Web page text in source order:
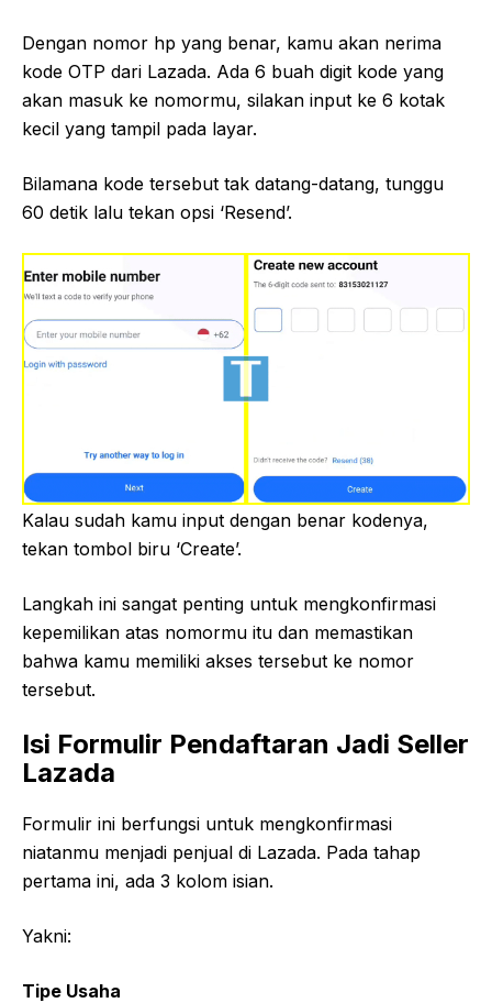
Dengan nomor hp yang benar, kamu akan nerima
kode OTP dari Lazada. Ada 6 buah digit kode yang
akan masuk ke nomormu, silakan input ke 6 kotak
kecil yang tampil pada layar.
Bilamana kode tersebut tak datang-datang, tunggu
60 detik lalu tekan opsi ‘Resend’.
Kalau sudah kamu input dengan benar kodenya,
tekan tombol biru ‘Create’.
Langkah ini sangat penting untuk mengkonfirmasi
kepemilikan atas nomormu itu dan memastikan
bahwa kamu memiliki akses tersebut ke nomor
tersebut.
Isi Formulir Pendaftaran Jadi Seller
Lazada
Formulir ini berfungsi untuk mengkonfirmasi
niatanmu menjadi penjual di Lazada. Pada tahap
pertama ini, ada 3 kolom isian.
Yakni:
Tipe Usaha